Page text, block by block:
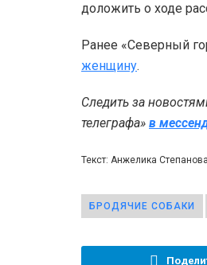
доложить о ходе
Ранее «Северный
женщину.
Следить за
телеграфа» в
Текст: Анжелика
БРОДЯЧИЕ СОБАКИ